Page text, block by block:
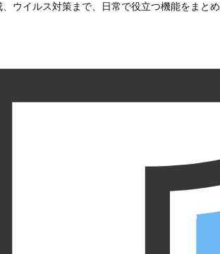
ウイルス対策まで、日常で役立つ機能をまと